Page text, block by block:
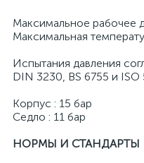
Максимальное рабочее
Максимальная
Испытания давления
DIN 3230, BS 6755 и ISO
Корпус : 15 бар
Седло : 11 бар
НОРМЫ И СТАНДАРТЫ